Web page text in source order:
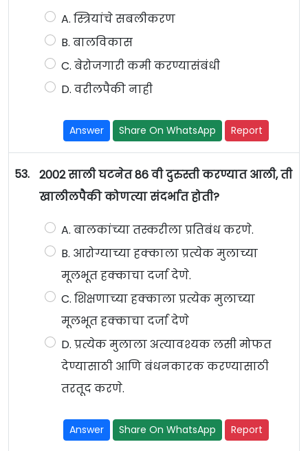
A. स्त्रियांचे सबलीकरण
B. बालविकास
C. बेरोजगारी कमी करण्यासंबंधी
D. वरीलपैकी नाही
Answer Share On WhatsApp Report
53.
2002 साली घटनेत 86 वी दुरुस्ती करण्यात आली, ती
खालीलपैकी कोणत्या संदर्भात होती?
A. बालकांच्या तस्करीला प्रतिबंध करणे.
B. आरोग्याच्या हक्काला प्रत्येक मुलाच्या
मूलभूत हक्काचा दर्जा देणे.
C. शिक्षणाच्या हक्काला प्रत्येक मुलाच्या
मूलभूत हक्काचा दर्जा देणे
D. प्रत्येक मुलाला अत्यावश्यक लसी मोफत
देण्यासाठी आणि बंधनकारक करण्यासाठी
तरतूद करणे.
Answer Share On WhatsApp Report